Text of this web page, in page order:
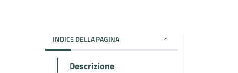
INDICE DELLA PAGINA
Descrizione